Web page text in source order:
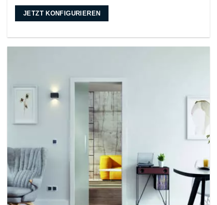
JETZT KONFIGURIEREN